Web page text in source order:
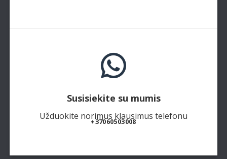
Susisiekite su mumis
Užduokite norimus klausimus telefonu
+37060503008